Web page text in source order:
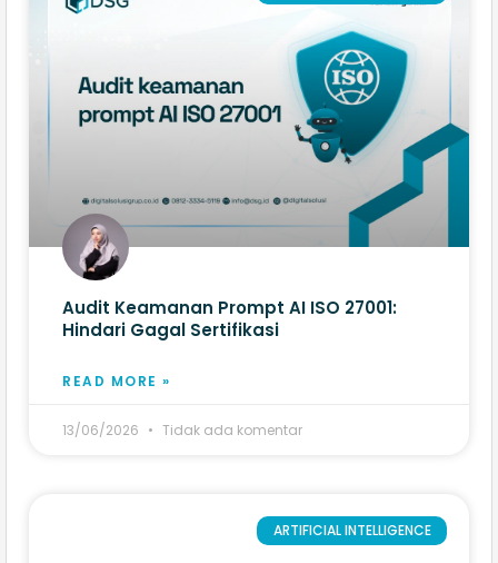
Audit Keamanan Prompt AI ISO 27001:
Hindari Gagal Sertifikasi
READ MORE »
13/06/2026 Tidak ada komentar
ARTIFICIAL INTELLIGENCE